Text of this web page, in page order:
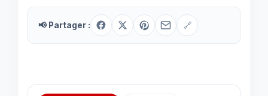
📢 Partager : 🔗